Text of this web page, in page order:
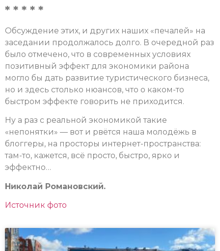
* * * * *
Обсуждение этих, и других наших «печалей» на
заседании продолжалось долго. В очередной раз
было отмечено, что в современных условиях
позитивный эффект для экономики района
могло бы дать развитие туристического бизнеса,
но и здесь столько нюансов, что о каком-то
быстром эффекте говорить не приходится.
Ну а раз с реальной экономикой такие
«непонятки» — вот и рвётся наша молодёжь в
блоггеры, на просторы интернет-пространства:
там-то, кажется, всё просто, быстро, ярко и
эффектно…
Николай Романовский.
Источник фото